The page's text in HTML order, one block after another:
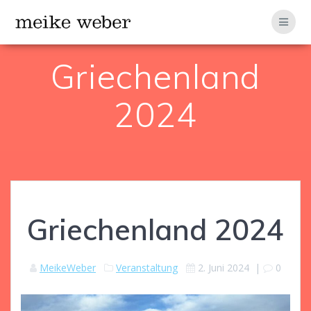
Griechenland
2024
Griechenland 2024
MeikeWeber Veranstaltung 2. Juni 2024 | 0